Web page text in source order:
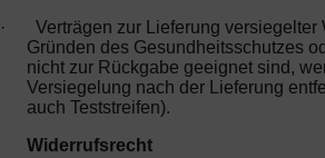
·
Verträgen zur Lieferung versiegelter
Gründen des Gesundheitsschutzes
nicht zur Rückgabe geeignet sind,
Versiegelung nach der Lieferung
auch Teststreifen).
Widerrufsrecht